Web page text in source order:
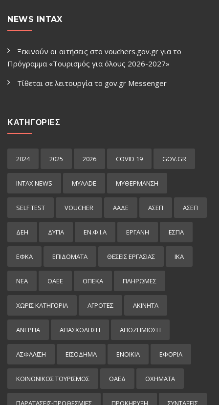
NEWS INTAX
Ξεκινούν οι αιτήσεις στο vouchers.gov.gr για το
Πρόγραμμα «Τουρισμός για όλους 2026-2027»
Τίθεται σε λειτουργία το gov.gr Μessenger
ΚΑΤΗΓΟΡΙΕΣ
2024 2025 2026 COVID 19 GOV.GR
INTAX NEWS MYAADE MYΘΈΡΜΑΝΣΗ
SELF TEST VOUCHER ΑΑΔΕ ΑΣΕΠ ΑΣΕΠ
ΔΕΗ ΔΥΠΑ ΕΝ.Φ.Ι.Α ΕΡΓΑΝΗ ΕΣΠΑ
ΕΦΚΑ ΕΠΙΔΌΜΑΤΑ ΘΕΣΕΙΣ ΕΡΓΑΣΙΑΣ ΙΚΑ
ΝΕΑ ΟΑΕΕ ΟΠΕΚΑ ΠΛΗΡΩΜΕΣ
ΧΩΡΊΣ ΚΑΤΗΓΟΡΊΑ ΑΓΡΟΤΕΣ ΑΚΙΝΗΤΑ
ΑΝΕΡΓΙΑ ΑΠΑΣΧΟΛΗΣΗ ΑΠΟΖΗΜΙΩΣΗ
ΑΣΦΑΛΙΣΗ ΕΙΣΌΔΗΜΑ ΕΝΟΙΚΙΑ ΕΦΟΡΙΑ
ΚΟΙΝΩΝΙΚΟΣ ΤΟΥΡΙΣΜΟΣ ΟΑΕΔ ΟΧΗΜΑΤΑ
ΠΑΡΑΤΑΣΕΙΣ-ΠΡΟΘΕΣΜΙΕΣ ΠΡΟΚΉΡΥΞΗ ΣΥΝΤΑΞΕΙΣ